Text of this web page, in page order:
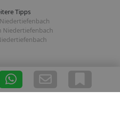
Tipps
Niedertiefenbach